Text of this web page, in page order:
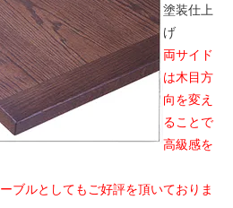
塗装仕上
げ
両サイド
は木目方
向を変え
ることで
高級感を
ブルとしてもご好評を頂いておりま